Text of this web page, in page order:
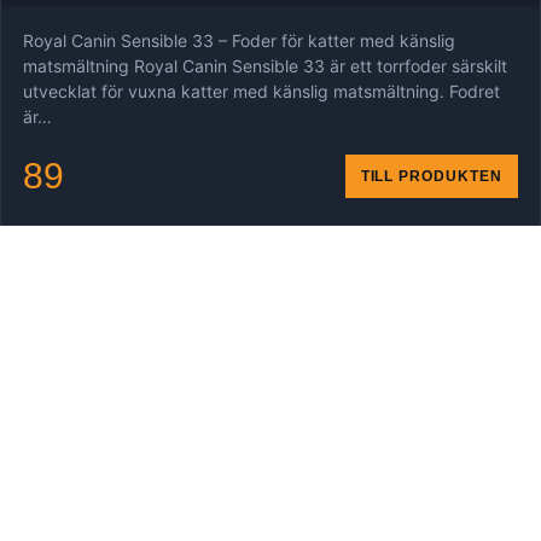
Royal Canin Sensible 33 – Foder för katter med känslig
matsmältning Royal Canin Sensible 33 är ett torrfoder särskilt
utvecklat för vuxna katter med känslig matsmältning. Fodret
är…
89 TILL PRODUKTEN